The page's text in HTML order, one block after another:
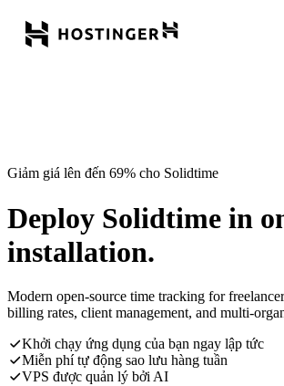
Giảm giá lên đến 69% cho Solidtime
Deploy Solidtime in
installation.
Modern open-source time tracking for
billing rates, client management, and multi-
Khởi chạy ứng dụng của bạn ngay lập tức
Miễn phí tự động sao lưu hàng tuần
VPS được quản lý bởi AI